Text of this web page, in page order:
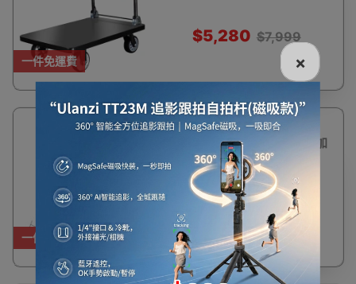
一件免運費
$5,280 $7,999
一件免運費
可折疊物流台車 -
1100*800*1700mm雙開門加
密加頂 | 一鍵折疊節省倉儲空
間 | 四面網格防貨物跌落
$2,228
×